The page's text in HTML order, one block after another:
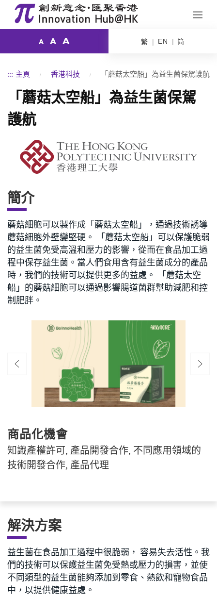
A A A 繁 EN 简
::: 主頁 香港科技 「蘑菇太空船」為益生菌保駕護航
「蘑菇太空船」為益生菌保駕
護航
簡介
蘑菇細胞可以製作成「蘑菇太空船」，通過技術誘導
蘑菇細胞外壁變堅硬。 「蘑菇太空船」可以保護脆弱
的益生菌免受高溫和壓力的影響，從而在食品加工過
程中保存益生菌。當人們食用含有益生菌成分的產品
時，我們的技術可以提供更多的益處。 「蘑菇太空
船」的蘑菇細胞可以通過影響腸道菌群幫助減肥和控
制肥胖。
商品化機會
知識產權許可, 產品開發合作, 不同應用領域的
技術開發合作, 產品代理
解決方案
益生菌在食品加工過程中很脆弱， 容易失去活性。我
們的技術可以保護益生菌免受熱或壓力的損害，並使
不同類型的益生菌能夠添加到零食、熱飲和寵物食品
中，以提供健康益處。